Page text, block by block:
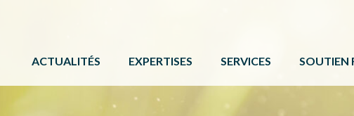
ACTUALITÉS EXPERTISES
ACTIVITÉ PHYSIQUE
SERVICES SOUTIEN